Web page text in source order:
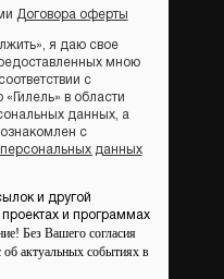
Договора оферты
я даю свое
мною
с
в области
данных, а
с
персональных данных
и другой
и программах
Без Вашего согласия
актуальных событиях в